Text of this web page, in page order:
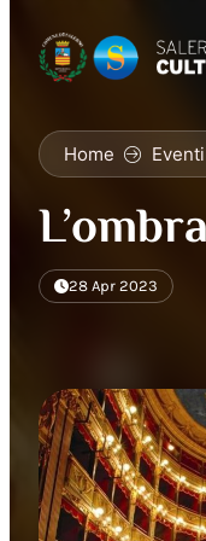
Home Eventi
28 Apr 2023